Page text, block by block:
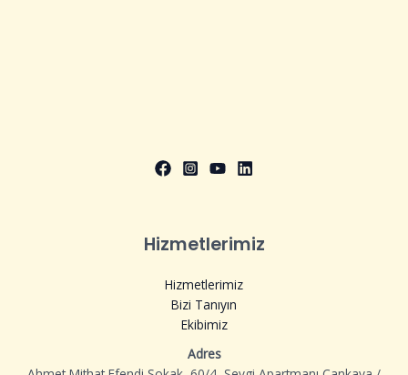
Hizmetlerimiz
Hizmetlerimiz
Bizi Tanıyın
Ekibimiz
Adres